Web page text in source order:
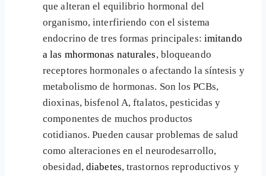
que alteran el equilibrio hormonal del
organismo, interfiriendo con el sistema
endocrino de tres formas principales: imitando
a las mhormonas naturales, bloqueando
receptores hormonales o afectando la síntesis y
metabolismo de hormonas. Son los PCBs,
dioxinas, bisfenol A, ftalatos, pesticidas y
componentes de muchos productos
cotidianos. Pueden causar problemas de salud
como alteraciones en el neurodesarrollo,
obesidad,diabetes, trastornos reproductivos y